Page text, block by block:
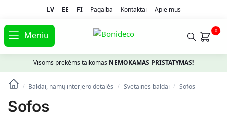
LV EE FI Pagalba Kontaktai Apie mus
Meniu 0
Visoms prekėms taikomas NEMOKAMAS PRISTATYMAS!
/ Baldai, namų interjero detalės / Svetainės baldai / Sofos
Sofos